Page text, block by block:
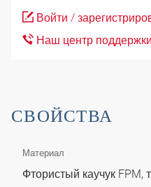
Войти /
Наш центр
СВОЙСТВА
Материал
Фтористый каучук FPM,